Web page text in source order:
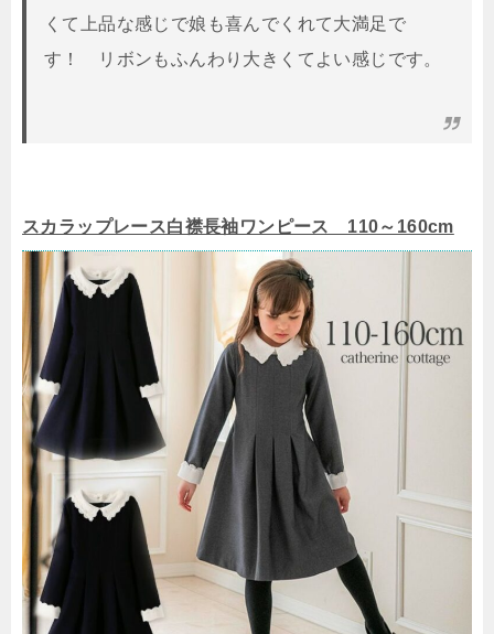
くて上品な感じで娘も喜んでくれて大満足で
す！ リボンもふんわり大きくてよい感じです。
スカラップレース白襟長袖ワンピース 110～160cm